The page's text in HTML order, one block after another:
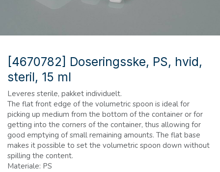
[4670782] Doseringsske, PS, hvid,
steril, 15 ml
Leveres sterile, pakket individuelt.
The flat front edge of the volumetric spoon is ideal for
picking up medium from the bottom of the container or for
getting into the corners of the container, thus allowing for
good emptying of small remaining amounts. The flat base
makes it possible to set the volumetric spoon down without
spilling the content.
Materiale: PS